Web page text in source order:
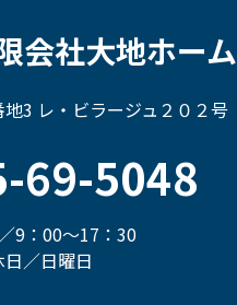
会社大地ホーム
3 レ・ビラージュ２０２号
69-5048
9：00～17：30
日／日曜日